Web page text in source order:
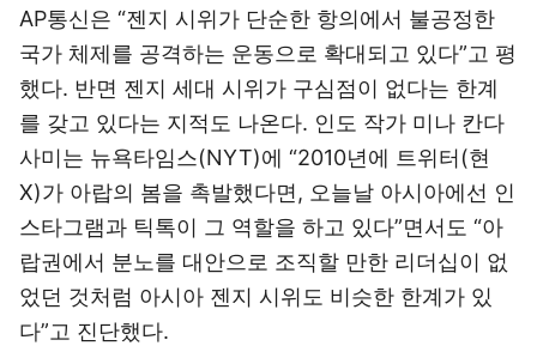
AP통신은 “젠지 시위가 단순한 항의에서 불공정한
국가 체제를 공격하는 운동으로 확대되고 있다”고 평
했다. 반면 젠지 세대 시위가 구심점이 없다는 한계
를 갖고 있다는 지적도 나온다. 인도 작가 미나 칸다
사미는 뉴욕타임스(NYT)에 “2010년에 트위터(현
X)가 아랍의 봄을 촉발했다면, 오늘날 아시아에선 인
스타그램과 틱톡이 그 역할을 하고 있다”면서도 “아
랍권에서 분노를 대안으로 조직할 만한 리더십이 없
었던 것처럼 아시아 젠지 시위도 비슷한 한계가 있
다”고 진단했다.